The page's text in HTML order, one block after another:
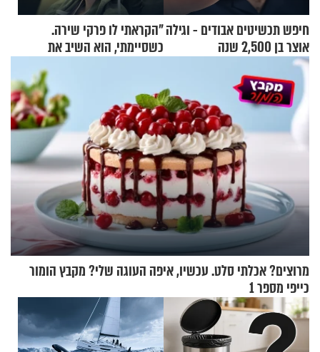
חיפש תכשיטים אבודים - וגילה
אוצר בן 2,500 שנה
"הקראתי לו פרקי שירה.
כשסיימתי, הוא השיב את
מרוצים? אכלתי סלט. עכשיו, איפה העוגה שלי? מקבץ הומור
כייפי מספר 1